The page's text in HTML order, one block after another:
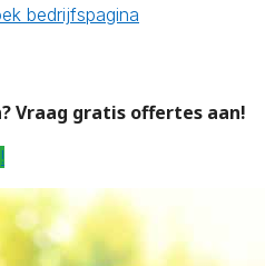
bedrijfspagina
Vraag gratis offertes aan!